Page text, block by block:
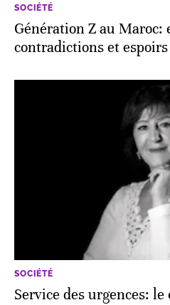
SOCIÉTÉ
Génération Z au
contradictions et espoirs
SOCIÉTÉ
Service des urgences: